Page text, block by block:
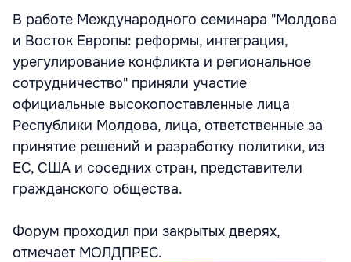
В работе Международного семинара "Молдова
и Восток Европы: реформы, интеграция,
урегулирование конфликта и региональное
сотрудничество" приняли участие
официальные высокопоставленные лица
Республики Молдова, лица, ответственные за
принятие решений и разработку политики, из
ЕС, США и соседних стран, представители
гражданского общества.
Форум проходил при закрытых дверях,
отмечает МОЛДПРЕС.